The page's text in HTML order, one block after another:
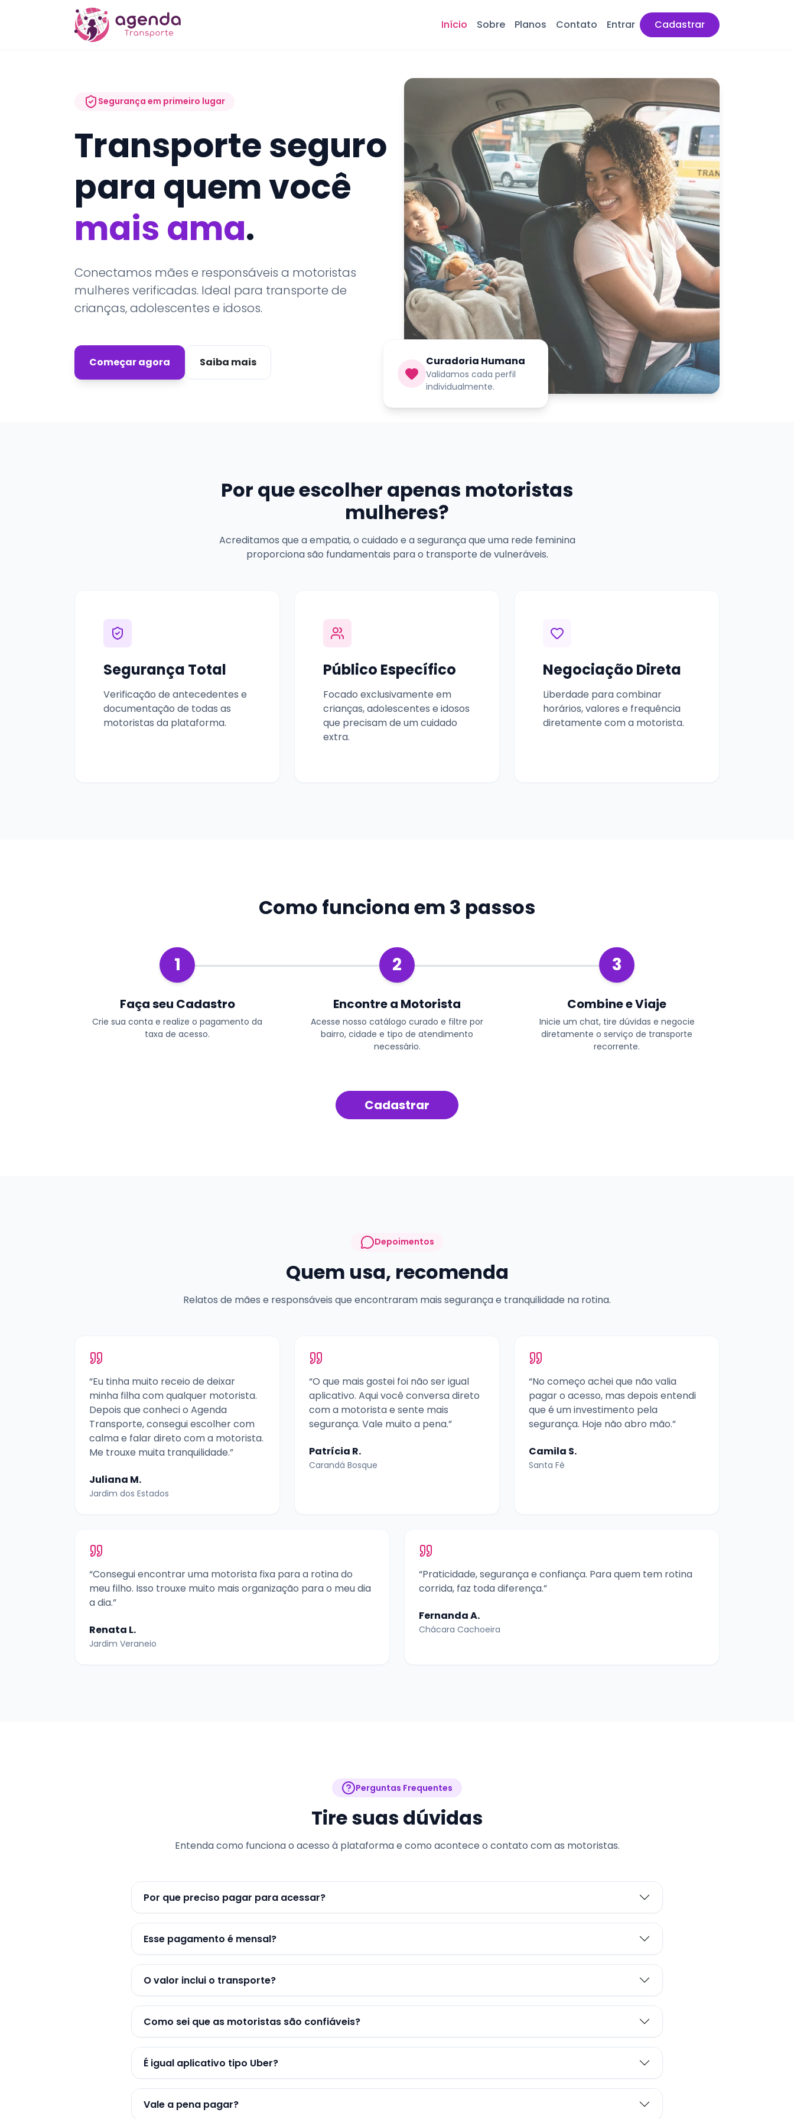
Início Sobre Planos Contato Entrar Cadastrar
Segurança em primeiro lugar
Transporte seguro
para quem você
mais ama.
Conectamos mães e responsáveis a motoristas
mulheres verificadas. Ideal para transporte de
crianças, adolescentes e idosos.
Começar agora Saiba mais Curadoria Humana
Validamos cada perfil
individualmente.
Por que escolher apenas motoristas
mulheres?
Acreditamos que a empatia, o cuidado e a segurança que uma rede feminina
proporciona são fundamentais para o transporte de vulneráveis.
Segurança Total
Verificação de antecedentes e
documentação de todas as
motoristas da plataforma.
Público Específico
Focado exclusivamente em
crianças, adolescentes e idosos
que precisam de um cuidado
extra.
Negociação Direta
Liberdade para combinar
horários, valores e frequência
diretamente com a motorista.
Como funciona em 3 passos
1
Faça seu Cadastro
Crie sua conta e realize o pagamento da
taxa de acesso.
2
Encontre a Motorista
Acesse nosso catálogo curado e filtre por
bairro, cidade e tipo de atendimento
necessário.
3
Combine e Viaje
Inicie um chat, tire dúvidas e negocie
diretamente o serviço de transporte
recorrente.
Cadastrar
Depoimentos
Quem usa, recomenda
Relatos de mães e responsáveis que encontraram mais segurança e tranquilidade na rotina.
“Eu tinha muito receio de deixar
minha filha com qualquer motorista.
Depois que conheci o Agenda
Transporte, consegui escolher com
calma e falar direto com a motorista.
Me trouxe muita tranquilidade.”
Juliana M.
Jardim dos Estados
“O que mais gostei foi não ser igual
aplicativo. Aqui você conversa direto
com a motorista e sente mais
segurança. Vale muito a pena.”
Patrícia R.
Carandá Bosque
“No começo achei que não valia
pagar o acesso, mas depois entendi
que é um investimento pela
segurança. Hoje não abro mão.”
Camila S.
Santa Fé
“Consegui encontrar uma motorista fixa para a rotina do
meu filho. Isso trouxe muito mais organização para o meu dia
a dia.”
Renata L.
Jardim Veraneio
“Praticidade, segurança e confiança. Para quem tem rotina
corrida, faz toda diferença.”
Fernanda A.
Chácara Cachoeira
Perguntas Frequentes
Tire suas dúvidas
Entenda como funciona o acesso à plataforma e como acontece o contato com as motoristas.
Por que preciso pagar para acessar?
Esse pagamento é mensal?
O valor inclui o transporte?
Como sei que as motoristas são confiáveis?
É igual aplicativo tipo Uber?
Vale a pena pagar?